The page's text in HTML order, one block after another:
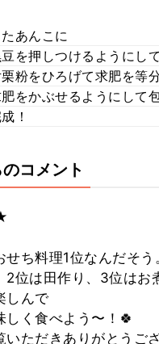
あんこに
を押しつけるようにし
粉をひろげて求肥を等分
をかぶせるようにして包
！
コメント
ち料理1位なんだそう
2位は田作り、3位はお
しんで
しく食べよう〜！🍀
いただきありがとうご